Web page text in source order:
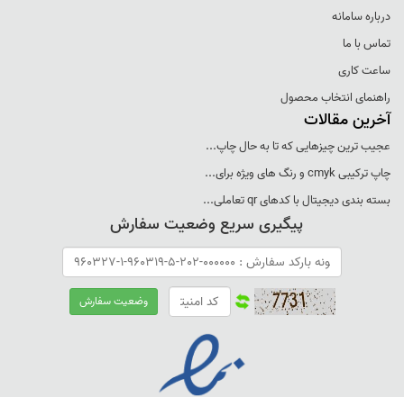
درباره سامانه
تماس با ما
ساعت کاری
راهنمای انتخاب محصول
آخرین مقالات
عجيب ترين چيزهايی که تا به حال چاپ...
چاپ ترکيبی cmyk و رنگ های ويژه برای...
بسته بندی ديجيتال با کدهای qr تعاملی...
پیگیری سریع وضعیت سفارش